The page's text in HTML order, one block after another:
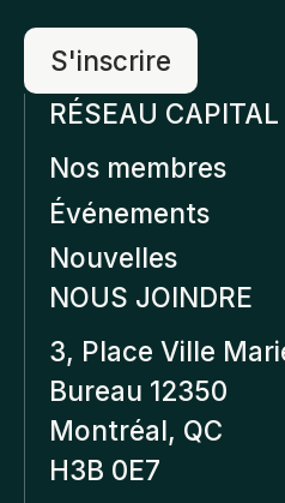
RÉSEAU CAPITAL
Nos membres
Événements
Nouvelles
NOUS JOINDRE
3, Place Ville
Bureau 12350
Montréal, QC
H3B 0E7